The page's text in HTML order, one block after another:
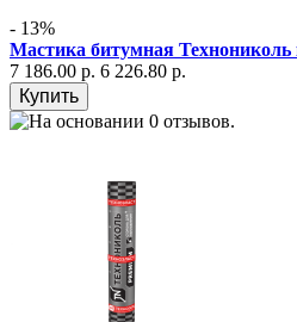
- 13%
Мастика битумная
7 186.00 р. 6 226.80 р.